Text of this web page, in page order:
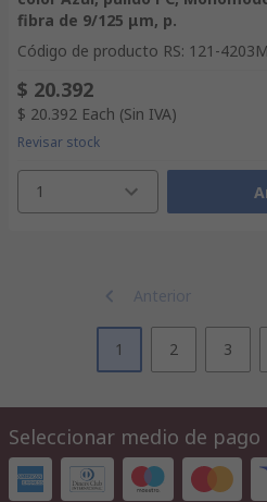
fibra de 9/125 μm, p.
Código de producto RS: 121-4203
$ 20.392
$ 20.392 Each (Sin IVA)
Revisar stock
1
Anterior
1 2 3
Seleccionar medio de pago